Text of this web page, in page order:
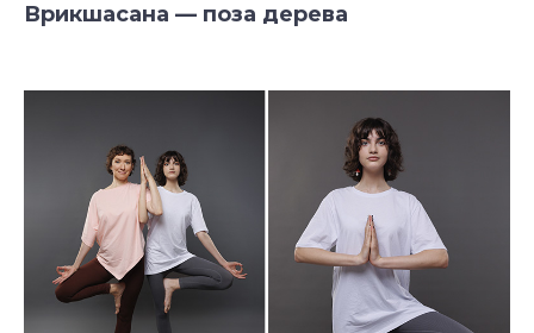
Врикшасана — поза дерева